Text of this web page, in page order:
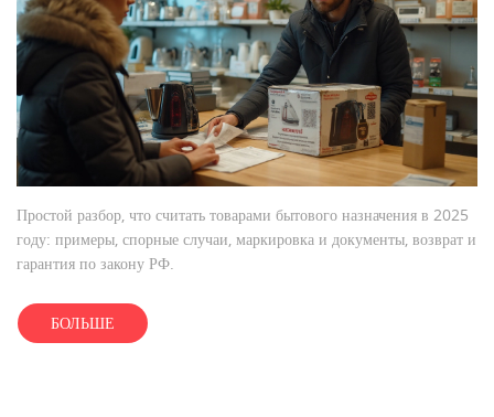
Простой разбор, что считать товарами бытового назначения в 2025
году: примеры, спорные случаи, маркировка и документы, возврат и
гарантия по закону РФ.
БОЛЬШЕ